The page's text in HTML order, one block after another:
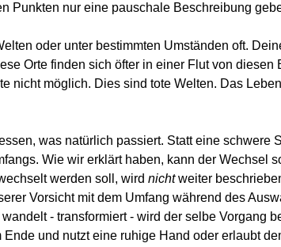
Punkten nur eine pauschale Beschreibung
oder unter bestimmten Umständen oft.
Orte finden sich öfter in einer Flut von
nicht möglich. Dies sind tote Welten. Das
was natürlich passiert. Statt eine
Wie wir erklärt haben, kann der
werden soll, wird nichtweiter
Vorsicht mit dem Umfang während des
- transformiert - wird der selbe Vorgang
und nutzt eine ruhige Hand oder erlaubt